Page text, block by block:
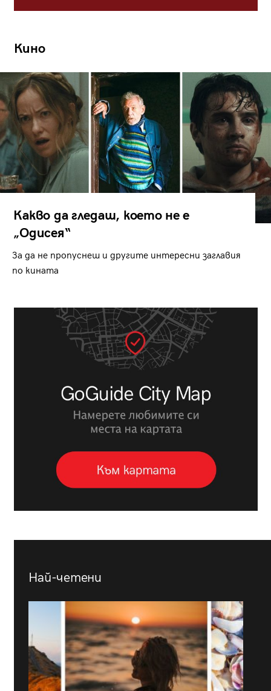
Кино
Какво да гледаш, което не е
„Одисея“
За да не пропуснеш и другите интересни заглавия
по кината
Най-четени